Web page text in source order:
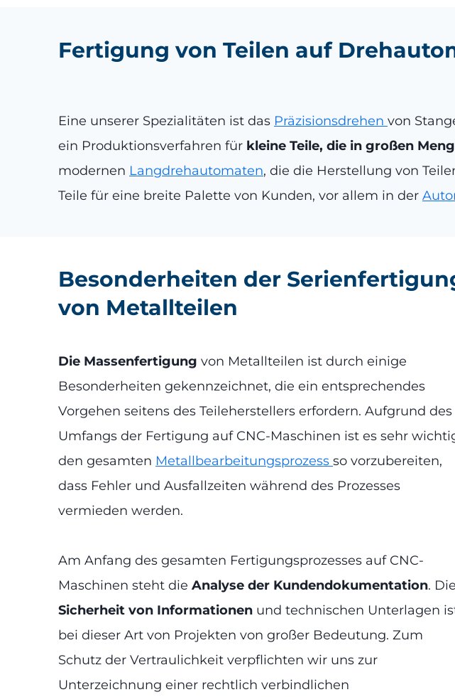
Fertigung von Teilen auf
Eine unserer Spezialitäten ist das Präzisionsdrehen von
ein Produktionsverfahren für kleine Teile, die in großen
modernen Langdrehautomaten, die die Herstellung von
Teile für eine breite Palette von Kunden, vor allem in der
Besonderheiten der
von Metallteilen
Die Massenfertigung von Metallteilen ist durch einige
Besonderheiten gekennzeichnet, die ein entsprechendes
Vorgehen seitens des Teileherstellers erfordern. Aufgrund des
Umfangs der Fertigung auf CNC-Maschinen ist es sehr
den gesamten Metallbearbeitungsprozess so vorzubereiten,
dass Fehler und Ausfallzeiten während des Prozesses
vermieden werden.
Am Anfang des gesamten Fertigungsprozesses auf CNC-
Maschinen steht die Analyse der Kundendokumentation. Die
Sicherheit von Informationen und technischen Unterlagen
bei dieser Art von Projekten von großer Bedeutung. Zum
Schutz der Vertraulichkeit verpflichten wir uns zur
Unterzeichnung einer rechtlich verbindlichen